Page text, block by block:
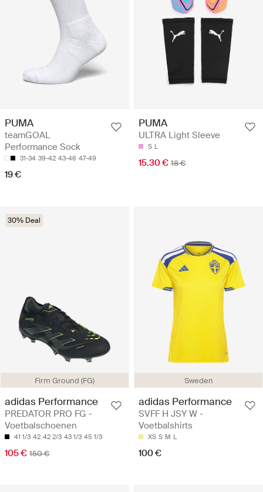
PUMA
teamGOAL
Performance Sock
31-34 39-42 43-46 47-49
19 €
PUMA
ULTRA Light Sleeve
S L
15.30 € 18 €
Firm Ground (FG)
30% Deal
adidas Performance
PREDATOR PRO FG -
Voetbalschoenen
41 1/3 42 42 2/3 43 1/3 45 1/3
105 € 150 €
Sweden
adidas Performance
SVFF H JSY W -
Voetbalshirts
XS S M L
100 €